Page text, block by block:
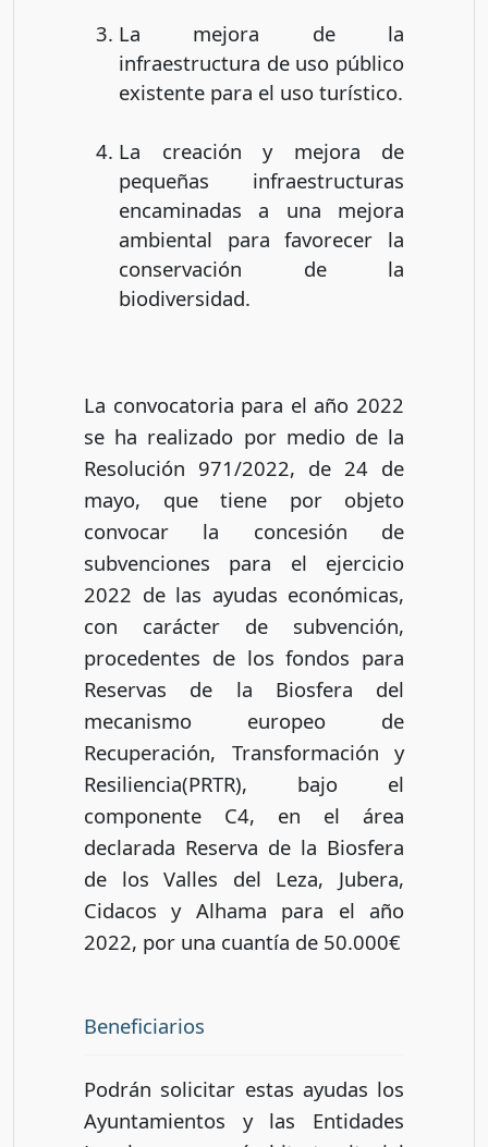
La mejora de la
infraestructura de uso público
existente para el uso turístico.
La creación y mejora de
pequeñas infraestructuras
encaminadas a una mejora
ambiental para favorecer la
conservación de la
biodiversidad.
La convocatoria para el año 2022
se ha realizado por medio de la
Resolución 971/2022, de 24 de
mayo, que tiene por objeto
convocar la concesión de
subvenciones para el ejercicio
2022 de las ayudas económicas,
con carácter de subvención,
procedentes de los fondos para
Reservas de la Biosfera del
mecanismo europeo de
Recuperación, Transformación y
Resiliencia(PRTR), bajo el
componente C4, en el área
declarada Reserva de la Biosfera
de los Valles del Leza, Jubera,
Cidacos y Alhama para el año
2022, por una cuantía de 50.000€
Beneficiarios
Podrán solicitar estas ayudas los
Ayuntamientos y las Entidades